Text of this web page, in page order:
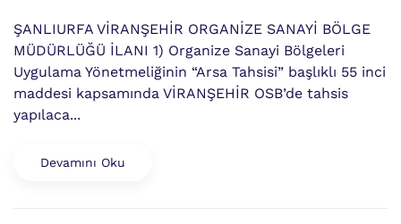
ŞANLIURFA VİRANŞEHİR ORGANİZE SANAYİ BÖLGE
MÜDÜRLÜĞÜ İLANI 1) Organize Sanayi Bölgeleri
Uygulama Yönetmeliğinin “Arsa Tahsisi” başlıklı 55 inci
maddesi kapsamında VİRANŞEHİR OSB’de tahsis
yapılaca...
Devamını Oku